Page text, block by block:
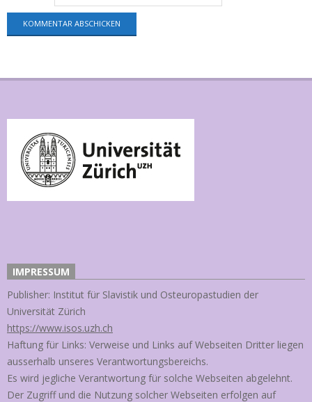
IMPRESSUM
Publisher: Institut für Slavistik und Osteuropastudien der
Universität Zürich
https://www.isos.uzh.ch
Haftung für Links: Verweise und Links auf Webseiten Dritter liegen
ausserhalb unseres Verantwortungsbereichs.
Es wird jegliche Verantwortung für solche Webseiten abgelehnt.
Der Zugriff und die Nutzung solcher Webseiten erfolgen auf